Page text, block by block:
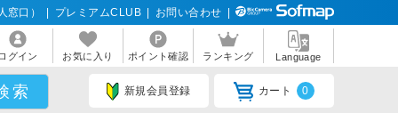
窓口） プレミアムCLUB お問い合わせ
グイン お気に入り ポイント確認 ランキング Language
新規会員登録 カート 0